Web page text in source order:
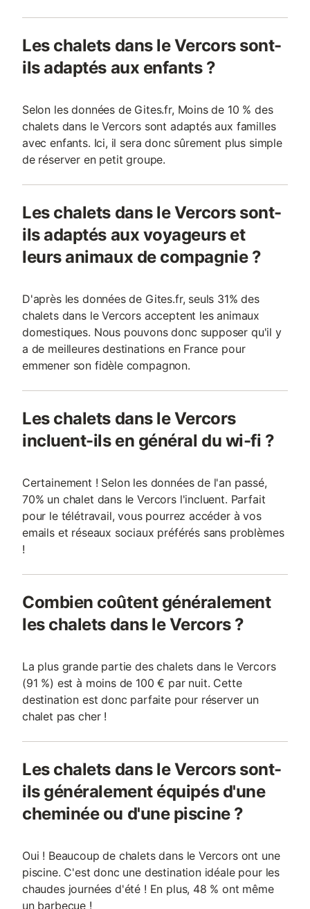
Les chalets dans le Vercors sont-
ils adaptés aux enfants ?
Selon les données de Gites.fr, Moins de 10 % des
chalets dans le Vercors sont adaptés aux familles
avec enfants. Ici, il sera donc sûrement plus simple
de réserver en petit groupe.
Les chalets dans le Vercors sont-
ils adaptés aux voyageurs et
leurs animaux de compagnie ?
D'après les données de Gites.fr, seuls 31% des
chalets dans le Vercors acceptent les animaux
domestiques. Nous pouvons donc supposer qu'il y
a de meilleures destinations en France pour
emmener son fidèle compagnon.
Les chalets dans le Vercors
incluent-ils en général du wi-fi ?
Certainement ! Selon les données de l'an passé,
70% un chalet dans le Vercors l'incluent. Parfait
pour le télétravail, vous pourrez accéder à vos
emails et réseaux sociaux préférés sans problèmes
!
Combien coûtent généralement
les chalets dans le Vercors ?
La plus grande partie des chalets dans le Vercors
(91 %) est à moins de 100 € par nuit. Cette
destination est donc parfaite pour réserver un
chalet pas cher !
Les chalets dans le Vercors sont-
ils généralement équipés d'une
cheminée ou d'une piscine ?
Oui ! Beaucoup de chalets dans le Vercors ont une
piscine. C'est donc une destination idéale pour les
chaudes journées d'été ! En plus, 48 % ont même
un barbecue !